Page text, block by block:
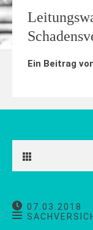
Ein Beitrag
07.03.2018